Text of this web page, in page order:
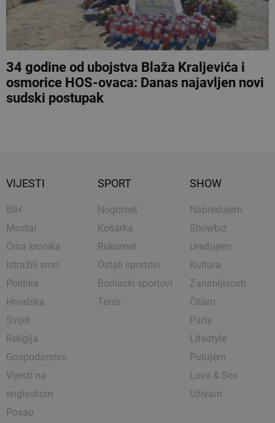
34 godine od ubojstva Blaža Kraljevića i
osmorice HOS-ovaca: Danas najavljen novi
sudski postupak
VIJESTI
BIH
Mostar
Crna kronika
Istražili smo
Politika
Hrvatska
Svijet
Religija
Gospodarstvo
Vijesti na
engleskom
Posao
SPORT
Nogomet
Košarka
Rukomet
Ostali sportovi
Borilački sportovi
Tenis
SHOW
Napredujem
Showbiz
Uređujem
Kultura
Zanimljivosti
Čitam
Party
Lifestyle
Putujem
Love & Sex
Uživam